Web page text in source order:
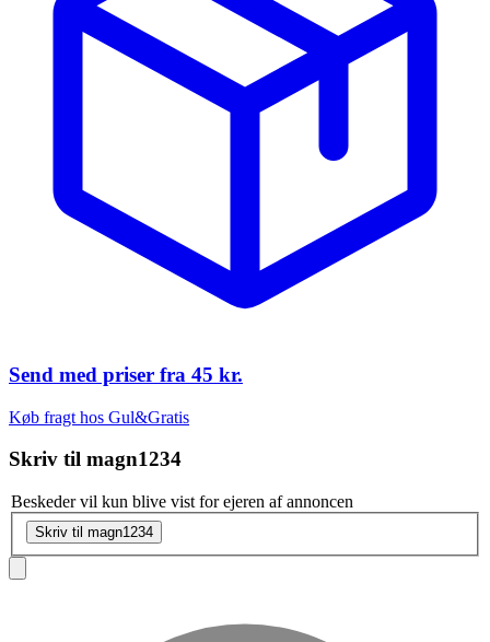
Send med priser fra 45 kr.
Køb fragt hos Gul&Gratis
Skriv til magn1234
Beskeder vil kun blive vist for ejeren af annoncen
Skriv til magn1234